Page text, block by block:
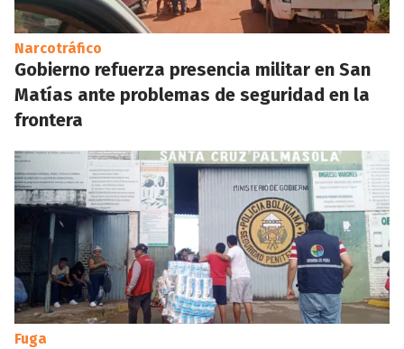
Narcotráfico
Gobierno refuerza presencia militar en San
Matías ante problemas de seguridad en la
frontera
Fuga